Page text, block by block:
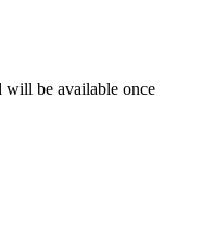
will be available once